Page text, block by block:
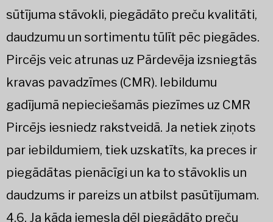
sūtījuma stāvokli, piegādāto preču kvalitāti,
daudzumu un sortimentu tūlīt pēc piegādes.
Pircējs veic atrunas uz Pārdevēja izsniegtās
kravas pavadzīmes (CMR). Iebildumu
gadījumā nepieciešamās piezīmes uz CMR
Pircējs iesniedz rakstveidā. Ja netiek ziņots
par iebildumiem, tiek uzskatīts, ka preces ir
piegādātas pienācīgi un ka to stāvoklis un
daudzums ir pareizs un atbilst pasūtījumam.
4.6. Ja kāda iemesla dēļ piegādāto preču